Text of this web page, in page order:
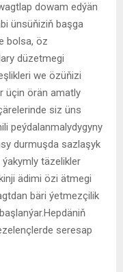
dowam edýän
ünsüňiziň başga
bolsa, öz
düzetmegi
we özüňizi
üçin örän amatly
siz üns
peýdalanmalydygyny
durmuşda sazlaşyk
täzelikler
ädimi özi ätmegi
bäri ýetmezçilik
seresap